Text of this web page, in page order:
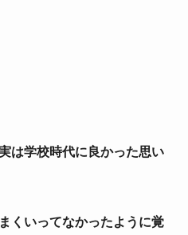
は学校時代に良かった思い
くいってなかったように覚